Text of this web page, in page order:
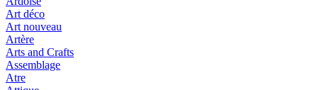
Art déco
Art nouveau
Artère
Arts and Crafts
Assemblage
Atre